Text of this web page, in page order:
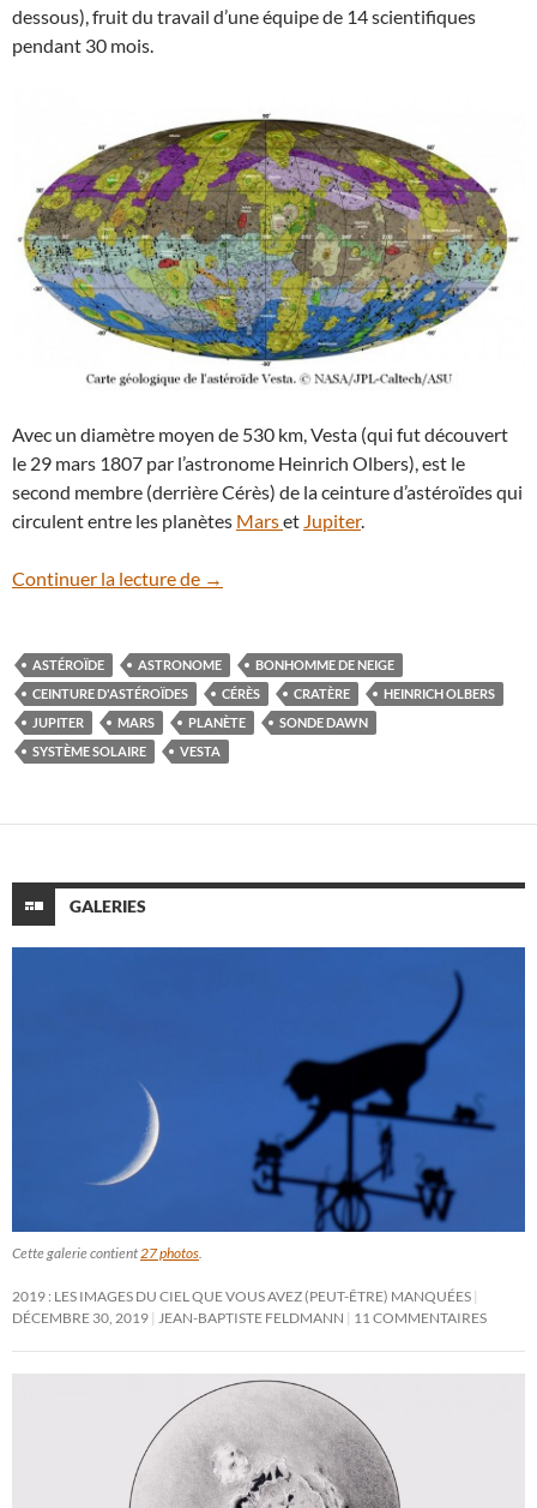
dessous), fruit du travail d’une équipe de 14 scientifiques
pendant 30 mois.
Avec un diamètre moyen de 530 km, Vesta (qui fut découvert
le 29 mars 1807 par l’astronome Heinrich Olbers), est le
second membre (derrière Cérès) de la ceinture d’astéroïdes qui
circulent entre les planètes Marset Jupiter.
Continuer la lecture de L’astéroïde Vesta cartographié
→
ASTÉROÏDE ASTRONOME
BONHOMME DE NEIGE
CEINTURE D'ASTÉROÏDES
CÉRÈS CRATÈRE
HEINRICH OLBERS
JUPITER
MARS PLANÈTE
SONDE DAWN
SYSTÈME SOLAIRE
VESTA
GALERIES
Cette galerie contient 27 photos
2019 : LES IMAGES DU CIEL QUE VOUS AVEZ (PEUT-ÊTRE) MANQUÉES
DÉCEMBRE 30, 2019
JEAN-BAPTISTE FELDMANN 11 COMMENTAIRES